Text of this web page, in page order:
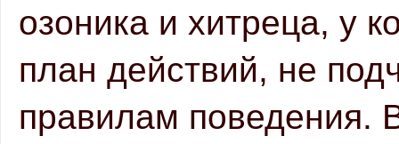
озоника и хитреца, у
план действий, не
правилам поведения.